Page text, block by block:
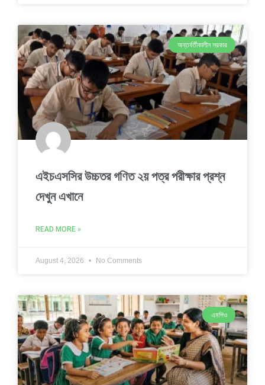
অন্তর্বর্তীকালীন সরকার
এইচএসসির উচ্চতর গণিত ২য় পত্র পরীক্ষার প্রশ্ন
দেখুন এখানে
READ MORE »
August 4, 2026 No Comments
এমপিও